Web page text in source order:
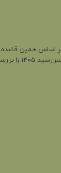
بر اساس همین